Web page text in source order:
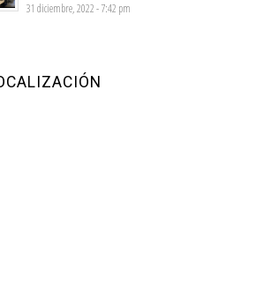
31 diciembre, 2022 - 7:42 pm